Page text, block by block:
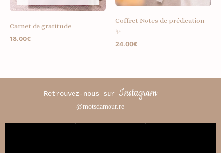
Carnet de gratitude
18.00€
Coffret Notes de prédication
✨
24.00€
Retrouvez-nous sur Instagram
@motsdamour.re